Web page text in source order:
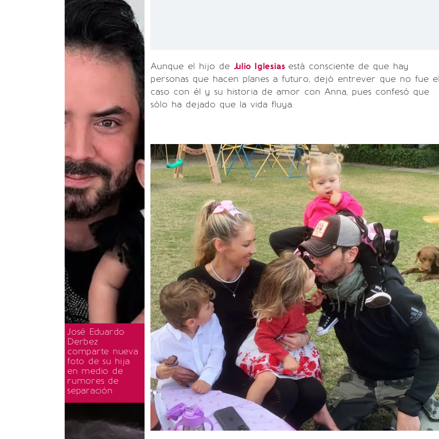
José Eduardo
Derbez
comparte nueva
foto de su hija
en medio de
rumores de
separación
Aunque el hijo de Julio Iglesias está consciente de que hay
personas que hacen planes a futuro, dejó entrever que no fue
caso con él y su historia de amor con Anna, pues confesó que
sólo ha dejado que la vida fluya.